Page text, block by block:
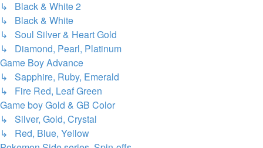
↳ Black & White 2
↳ Black & White
↳ Soul Silver & Heart Gold
↳ Diamond, Pearl, Platinum
Game Boy Advance
↳ Sapphire, Ruby, Emerald
↳ Fire Red, Leaf Green
Game boy Gold & GB Color
↳ Silver, Gold, Crystal
↳ Red, Blue, Yellow